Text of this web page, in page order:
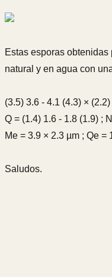
Estas esporas
natural y en agua con
(3.5) 3.6 - 4.1 (4.3) ×
Q = (1.4) 1.6 - 1.8 (1.9) ;
Me = 3.9 × 2.3 µm ; Qe =
Saludos.